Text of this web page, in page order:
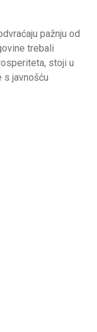
pažnju od
trebali
stoji u
s javnošću